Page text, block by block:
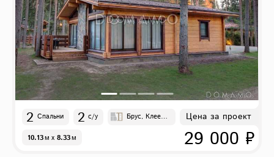
2 Спальни 2 с/у
Брус, Клеены
10.13м x 8.33м
Цена за проект
29 000 ₽